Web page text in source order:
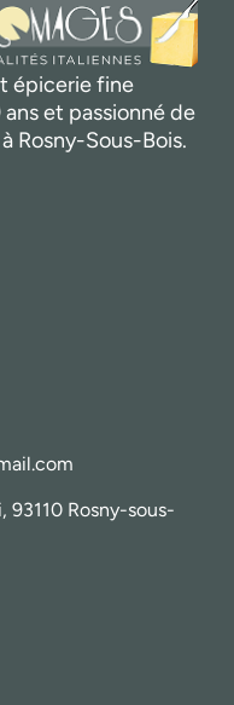
épicerie fine
et passionné de
Rosny-Sous-Bois.
93110 Rosny-sous-